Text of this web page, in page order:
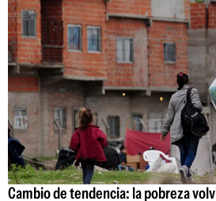
Cambio de tendencia: la pobreza